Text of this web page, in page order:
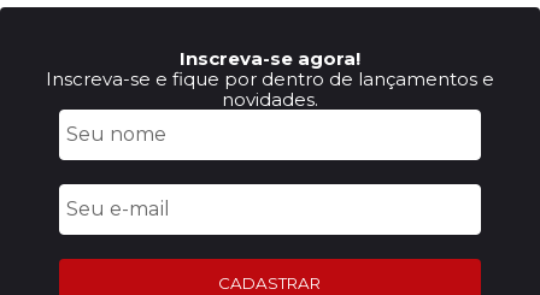
Inscreva-se agora!
Inscreva-se e fique por dentro de lançamentos e
novidades.
CADASTRAR